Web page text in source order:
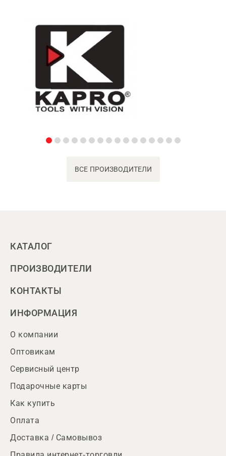
ВСЕ ПРОИЗВОДИТЕЛИ
КАТАЛОГ
ПРОИЗВОДИТЕЛИ
КОНТАКТЫ
ИНФОРМАЦИЯ
О компании
Оптовикам
Сервисный центр
Подарочные карты
Как купить
Оплата
Доставка / Самовывоз